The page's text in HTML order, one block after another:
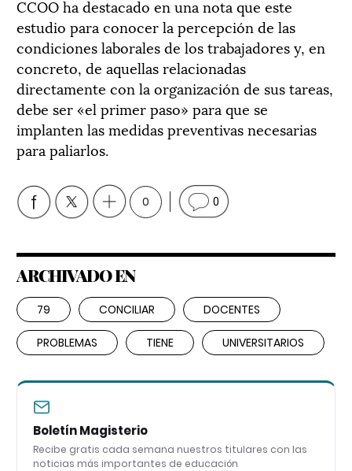
CCOO ha destacado en una nota que este
estudio para conocer la percepción de las
condiciones laborales de los trabajadores y, en
concreto, de aquellas relacionadas
directamente con la organización de sus tareas,
debe ser «el primer paso» para que se
implanten las medidas preventivas necesarias
para paliarlos.
0 0
ARCHIVADO EN
79 CONCILIAR DOCENTES
PROBLEMAS TIENE UNIVERSITARIOS
Boletín Magisterio
Recibe gratis cada semana nuestros titulares con las
noticias más importantes de educación